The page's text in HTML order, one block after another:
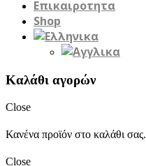
Επικαιροτητα
Shop
Καλάθι αγορών
Close
Κανένα προϊόν στο καλάθι σας.
Close